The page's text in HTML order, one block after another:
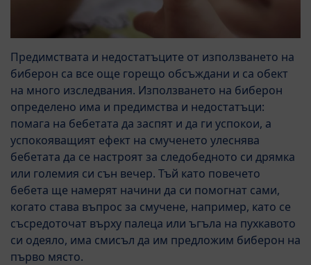
Предимствата и недостатъците от използването на
биберон са все още горещо обсъждани и са обект
на много изследвания. Използването на биберон
определено има и предимства и недостатъци:
помага на бебетата да заспят и да ги успокои, а
успокояващият ефект на смученето улеснява
бебетата да се настроят за следобедното си дрямка
или големия си сън вечер. Тъй като повечето
бебета ще намерят начини да си помогнат сами,
когато става въпрос за смучене, например, като се
съсредоточат върху палеца или ъгъла на пухкавото
си одеяло, има смисъл да им предложим биберон на
първо място.